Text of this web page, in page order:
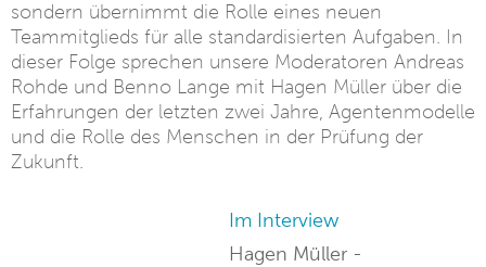
sondern übernimmt die Rolle eines neuen
Teammitglieds für alle standardisierten Aufgaben. In
dieser Folge sprechen unsere Moderatoren Andreas
Rohde und Benno Lange mit Hagen Müller über die
Erfahrungen der letzten zwei Jahre, Agentenmodelle
und die Rolle des Menschen in der Prüfung der
Zukunft.
Im Interview
Hagen Müller -